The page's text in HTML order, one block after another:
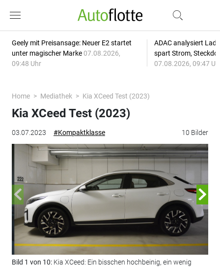
Geely mit Preisansage: Neuer E2 startet
unter magischer Marke 07.08.2026,
09:48 Uhr
ADAC analysiert
spart Strom,
07.08.2026, 09:47
Home Mediathek Kia XCeed Test (2023)
03.07.2023 #Kompaktklasse 10 Bilder
Kia XCeed Test (2023)
Bild 1 von 10: Kia XCeed: Ein bisschen hochbeinig, ein wenig